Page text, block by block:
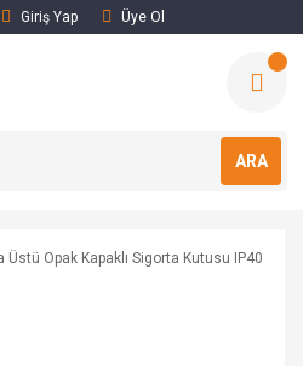
Giriş Yap Üye Ol
ARA